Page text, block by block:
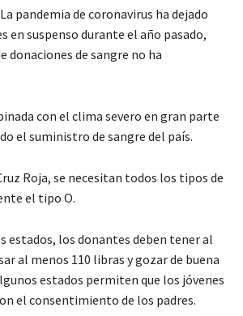
La pandemia de coronavirus ha dejado
en suspenso durante el año pasado,
donaciones de sangre no ha
con el clima severo en gran parte
el suministro de sangre del país.
Roja, se necesitan todos los tipos de
el tipo O.
estados, los donantes deben tener al
al menos 110 libras y gozar de buena
estados permiten que los jóvenes
el consentimiento de los padres.